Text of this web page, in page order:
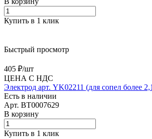
Купить в 1 клик
Быстрый просмотр
405 ₽/шт
ЦЕНА С НДС
Электрод арт. YK02211 (для сопел более
Есть в наличии
Арт. BT0007629
В корзину
Купить в 1 клик